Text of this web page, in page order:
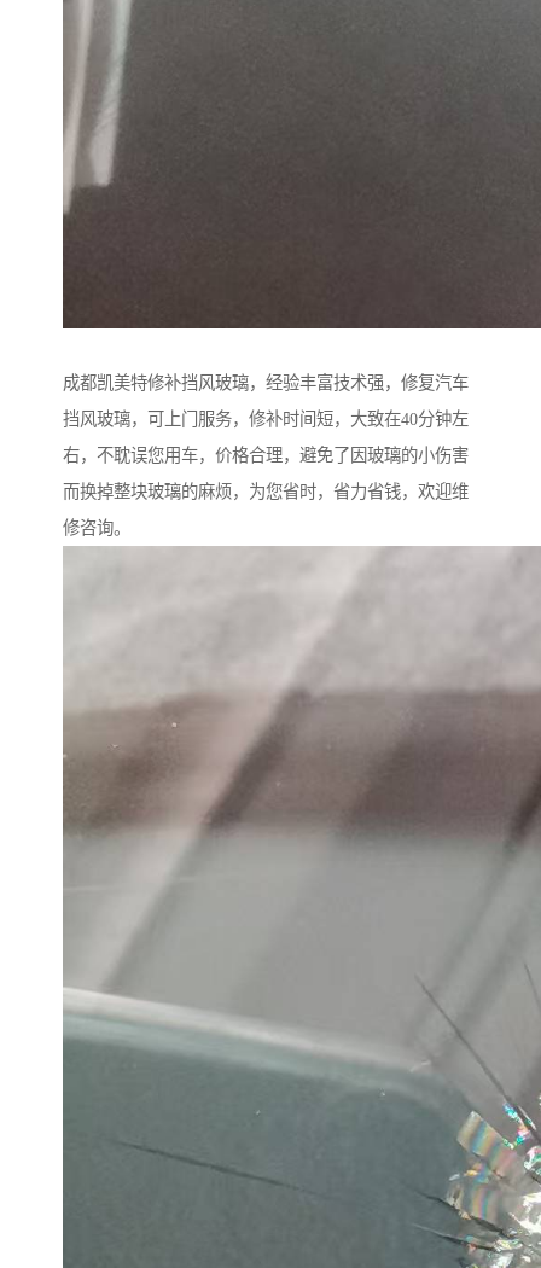
成都凯美特修补挡风玻璃，经验丰富技术强，修复汽车
挡风玻璃，可上门服务，修补时间短，大致在40分钟左
右，不耽误您用车，价格合理，避免了因玻璃的小伤害
而换掉整块玻璃的麻烦，为您省时，省力省钱，欢迎维
修咨询。